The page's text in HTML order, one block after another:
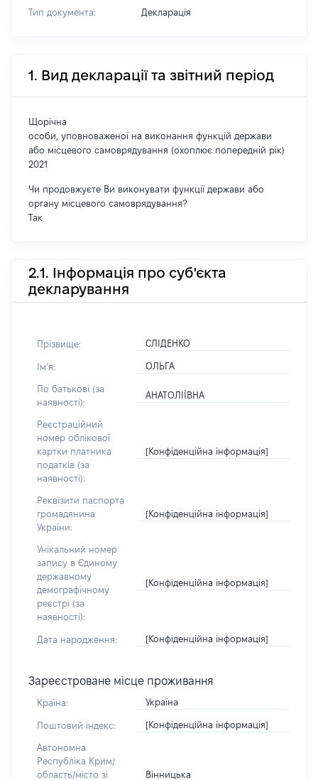
Тип документа: Декларація
1. Вид декларації та звітний період
Щорічна
особи, уповноваженої на виконання функцій держави
або місцевого самоврядування (охоплює попередній рік)
2021
Чи продовжуєте Ви виконувати функції держави або
органу місцевого самоврядування?
Так
2.1. Інформація про суб'єкта
декларування
Прізвище: СЛІДЕНКО
Імʼя: ОЛЬГА
По батькові (за
наявності):
АНАТОЛІЇВНА
Реєстраційний
номер облікової
картки платника
податків (за
наявності):
[Конфіденційна інформація]
Реквізити паспорта
громадянина
України:
[Конфіденційна інформація]
Унікальний номер
запису в Єдиному
державному
демографічному
реєстрі (за
наявності):
[Конфіденційна інформація]
Дата народження: [Конфіденційна інформація]
Зареєстроване місце проживання
Країна: Україна
Поштовий індекс: [Конфіденційна інформація]
Автономна
Республіка Крим/
область/місто зі
Вінницька